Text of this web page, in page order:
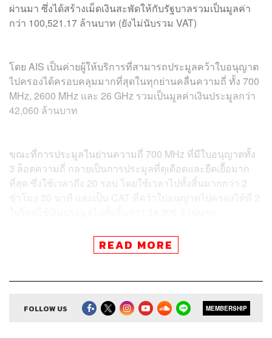
ผ่านมา ซึ่งได้สร้างเม็ดเงินสะพัดให้กับรัฐบาลรวมเป็นมูลค่า
กว่า 100,521.17 ล้านบาท (ยังไม่นับรวม VAT)
โดย AIS เป็นค่ายผู้ให้บริการที่สามารถประมูลคว้าใบอนุญาต
ไปครองได้ครอบคลุมมากที่สุดในทุกย่านคลื่นความถี่ ทั้ง 700
MHz, 2600 MHz และ 26 GHz รวมเป็นมูลค่าเงินประมูลกว่า
42,060 ล้านบาท
ขณะที่การประมูลในย่านความถี่ 700 MHz ที่มีใบอนุญาตทั้ง
3 ล็อตความถี่ กลายเป็นการประมูลที่ดุเดือดและยืดเยื้อมาก
ที่สุด ซึ่งใช้เวลาถึง 20 รอบ โดยใช้เวลาไปทั้งสิ้นมากกว่า 2
ชั่วโมง 30 นาที และเป็น CAT ที่คว้าใบอนุญาตไปครองได้ที่ 2
เคน นครินทร์ คุยกับ นัท-ปณชัย อารีเพิ่มพร Content Creator
ประมูล 5G ในครั้งนี้ว่าสะท้อนให้เห็นถึงอะไร การที่แต่ละ
ค่ายเลือกประมูลคลื่นความถี่แต่ละคลื่นกำลังบอกอะไรกับเรา
เทคโนโลยี 5G จะพร้อมให้ผู้บริโภคใช้งานได้เมื่อไร และจะมี
READ MORE
FOLLOW US MEMBERSHIP